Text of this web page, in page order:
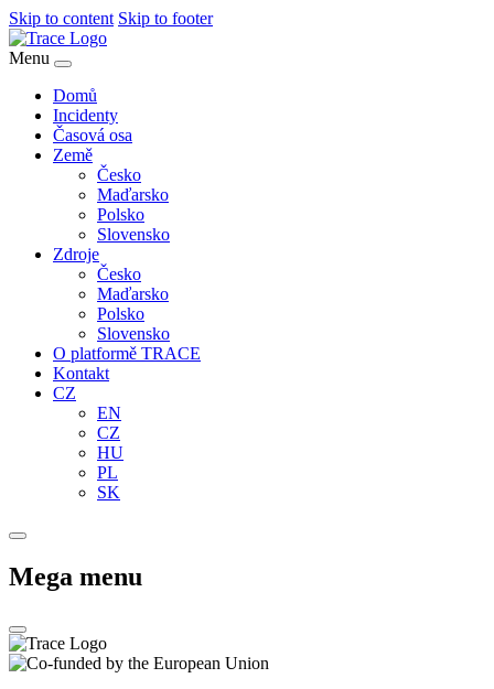
Skip to content Skip to footer
Menu
Domů
Incidenty
Časová osa
Země
Česko
Maďarsko
Polsko
Slovensko
Zdroje
Česko
Maďarsko
Polsko
Slovensko
O platformě TRACE
Kontakt
CZ
EN
CZ
HU
PL
SK
Mega menu